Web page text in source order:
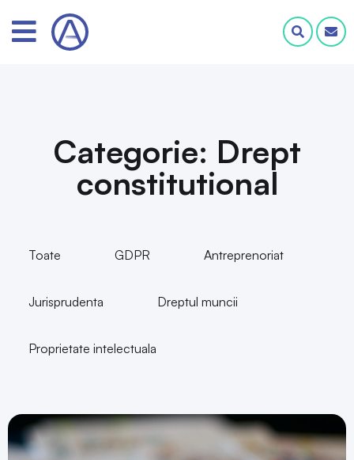
Categorie: Drept
constitutional
Toate GDPR Antreprenoriat
Jurisprudenta Dreptul muncii
Proprietate intelectuala